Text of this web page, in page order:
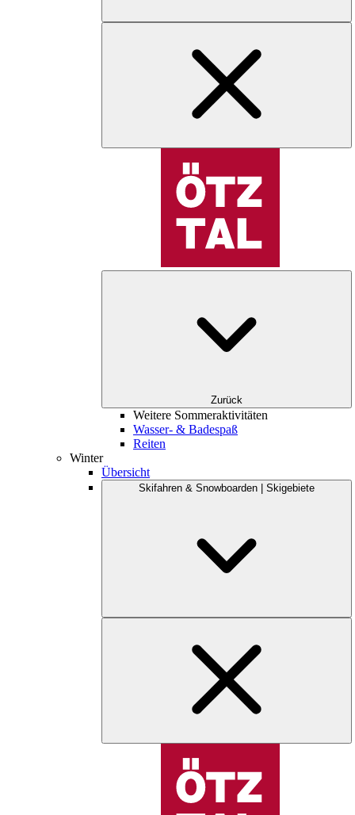
Zurück
Weitere Sommeraktivitäten
Wasser- & Badespaß
Reiten
Winter
Übersicht
Skifahren & Snowboarden | Skigebiete